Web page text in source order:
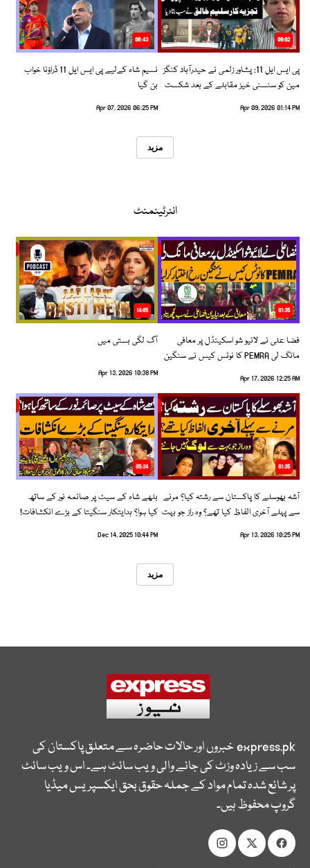
09:02
پی ایس ایل 11: پشاور زلمی نے حیدرآباد کنگز
مین کو سنسنی خیز مقابلے کے بعد شکست
Apr 09, 2026 01:14 PM
06:43
نسیم شاہ کےلیے پی ایس ایل 11 ڈراؤنا خواب
بن گیا
Apr 07, 2026 06:25 PM
مزید
انٹرٹینمنٹ
01:35
فضا علی نے لائیو شو اسکینڈل پر معافی
مانگ لی PEMRA کا نوٹس کیس نے سنگین
Apr 17, 2026 12:25 AM
14:05
آگ لگی بستی میں
Apr 13, 2026 10:38 PM
01:35
آشہ بھوسلے کا پاکستان سے رشتہ کیا؟ مرنے
سے پہلے آخری الفاظ کیا تھے؟ وہ راز جو بہت
Apr 13, 2026 10:25 PM
05:34
بلھے شاہ کے سیٹ پر صائمہ نور کے ساتھ
کیا ہوا؟ ہدایتکار سنگیتا کے بڑے انکشافات!
Dec 14, 2025 10:44 PM
مزید
express.pkخبروں اور حالات حاضرہ سے متعلق پاکستان کی
سب سے زیادہ وزٹ کی جانے والی ویب سائٹ ہے۔ اس ویب سائٹ
پر شائع شدہ تمام مواد کے جملہ حقوق بحق ایکسپریس میڈیا
گروپ محفوظ ہیں۔